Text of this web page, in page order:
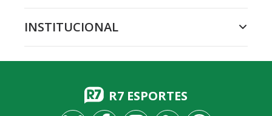
INSTITUCIONAL
R7 ESPORTES